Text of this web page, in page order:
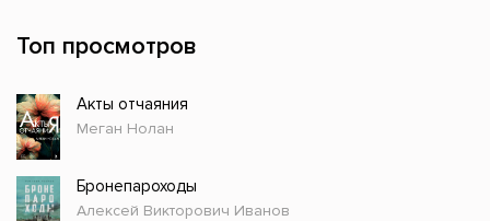
Топ просмотров
Акты отчаяния
Меган Нолан
Бронепароходы
Алексей Викторович Иванов